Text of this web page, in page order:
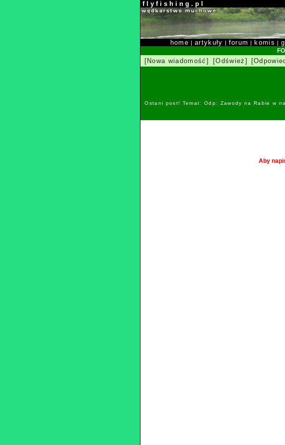
f l y f i s h i n g . p l
home |artykuły | forum | komis |
[Nowa wiadomość] [Odśwież]
Ostani post! Temat: Odp: Zawody na Rabie w
Aby